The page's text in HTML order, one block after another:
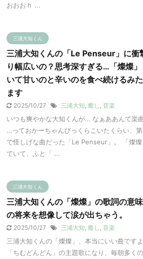
おおおｈ ...
三浦大知くん
三浦大知くんの「Le Penseur」に衝
り幅広いの？思考深すぎる…「燦燦
いて甘いのと辛いのを食べ続けるみ
ます
2025/10/27 三浦大知, 癒し , 音楽
いつも爽やかな大知くんが… なぁああんて楽
…っておかーちゃんびっくらこいたくらい、
で怪しげな曲だった「Le Penseur」。 「燦
ていて、ふと「 ...
三浦大知くん
三浦大知くんの「燦燦」の歌詞の意
の将来を想像して涙が出ちゃう。
2025/10/27 三浦大知, 癒し , 音楽
三浦大知くんの「燦燦」、本当にいい曲です
「ちむどんどん」の主題歌になり、毎朝多く